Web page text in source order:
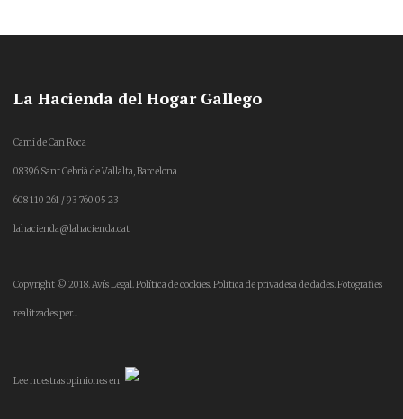
La Hacienda del Hogar Gallego
Camí de Can Roca
08396 Sant Cebrià de Vallalta, Barcelona
608 110 261 / 93 760 05 23
lahacienda@lahacienda.cat
Copyright © 2018.Avís Legal.Política de cookies.Política de privadesa de dades.Fotografies
realitzades per...
Leenuestras opinionesen